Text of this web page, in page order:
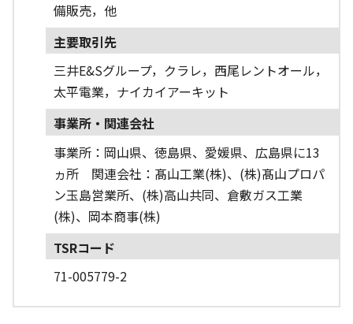
備販売，他
主要取引先
三井E&Sグループ，クラレ，西尾レントオール，
太平電業，ナイカイアーキット
事業所・関連会社
事業所：岡山県、徳島県、愛媛県、広島県に13
ヵ所 関連会社：髙山工業(株)、(株)髙山プロパ
ン玉島営業所、(株)高山共同、倉敷ガス工業
(株)、岡本商事(株)
TSRコード
71-005779-2